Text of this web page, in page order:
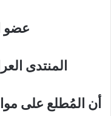
عضو
المنتدى